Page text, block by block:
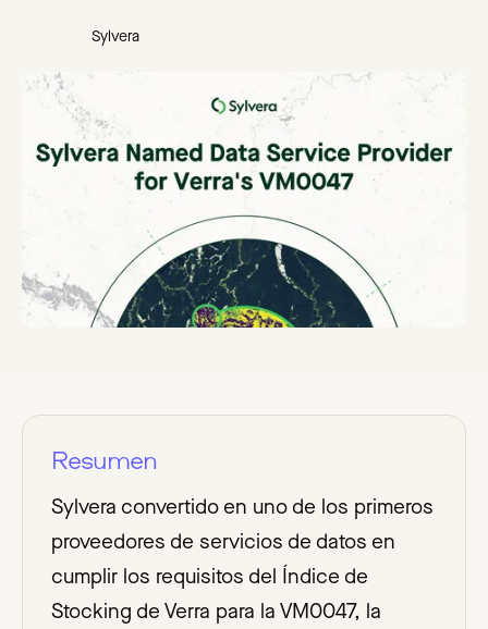
Sylvera
Resumen
Sylvera convertido en uno de los primeros
proveedores de servicios de datos en
cumplir los requisitos del Índice de
Stocking de Verra para la VM0047, la